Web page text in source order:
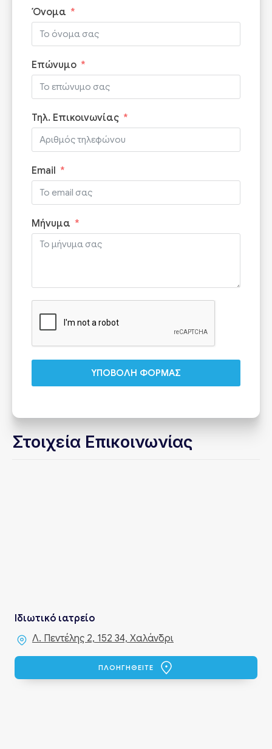
Όνομα
Επώνυμο
Τηλ. Επικοινωνίας
Email
Μήνυμα
ΥΠΟΒΟΛΗ ΦΟΡΜΑΣ
Στοιχεία Επικοινωνίας
Ιδιωτικό ιατρείο
Λ. Πεντέλης 2, 152 34, Χαλάνδρι
ΠΛΟΗΓΗΘΕΙΤΕ